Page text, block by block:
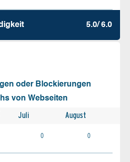
5.0/ 6.0
oder Blockierungen
von Webseiten
Juli August
0 0